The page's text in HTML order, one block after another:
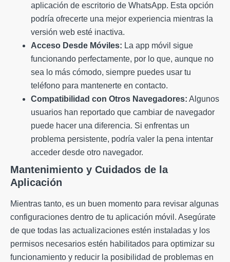
aplicación de escritorio de WhatsApp. Esta opción
podría ofrecerte una mejor experiencia mientras la
versión web esté inactiva.
Acceso Desde Móviles: La app móvil sigue
funcionando perfectamente, por lo que, aunque no
sea lo más cómodo, siempre puedes usar tu
teléfono para mantenerte en contacto.
Compatibilidad con Otros Navegadores: Algunos
usuarios han reportado que cambiar de navegador
puede hacer una diferencia. Si enfrentas un
problema persistente, podría valer la pena intentar
acceder desde otro navegador.
Mantenimiento y Cuidados de la
Aplicación
Mientras tanto, es un buen momento para revisar algunas
configuraciones dentro de tu aplicación móvil. Asegúrate
de que todas las actualizaciones estén instaladas y los
permisos necesarios estén habilitados para optimizar su
funcionamiento y reducir la posibilidad de problemas en